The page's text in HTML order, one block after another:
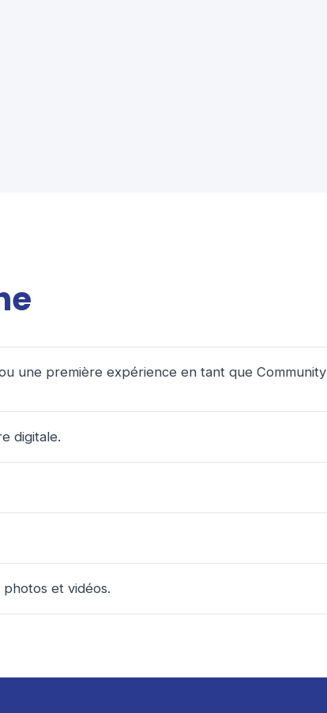
une première expérience en tant que Community
digitale.
et vidéos.